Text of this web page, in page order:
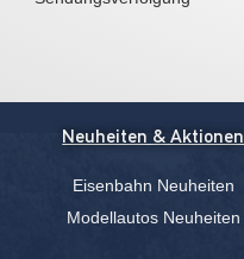
Neuheiten & Aktionen
Eisenbahn Neuheiten
Modellautos Neuheiten